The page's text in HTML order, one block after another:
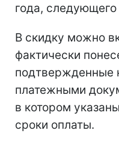
года,
В скидку можно
фактически
подтвержденные
платежными
в котором
сроки оплаты.